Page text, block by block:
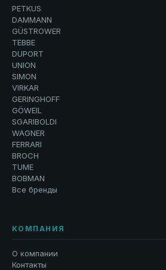
PETKUS
DAMMANN
GÜSTROWER
TEBBE
DUPORT
UNION
SIMON
VIRKAR
GERINGHOFF
GÖWEIL
SGARIBOLDI
WAGNER
FERRARI
BROCH
TUME
BOBMAN
Все бренды
КОМПАНИЯ
О компании
Контакты